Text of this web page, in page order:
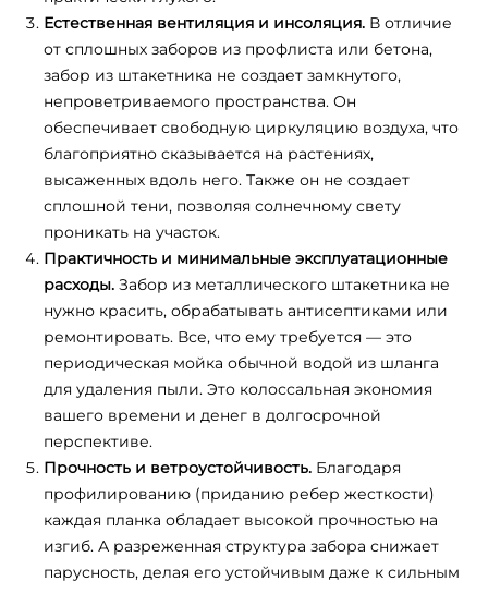
Естественная вентиляция и инсоляция. В отличие
от сплошных заборов из профлиста или бетона,
забор из штакетника не создает замкнутого,
непроветриваемого пространства. Он
обеспечивает свободную циркуляцию воздуха, что
благоприятно сказывается на растениях,
высаженных вдоль него. Также он не создает
сплошной тени, позволяя солнечному свету
проникать на участок.
Практичность и минимальные эксплуатационные
расходы. Забор из металлического штакетника не
нужно красить, обрабатывать антисептиками или
ремонтировать. Все, что ему требуется — это
периодическая мойка обычной водой из шланга
для удаления пыли. Это колоссальная экономия
вашего времени и денег в долгосрочной
перспективе.
Прочность и ветроустойчивость. Благодаря
профилированию (приданию ребер жесткости)
каждая планка обладает высокой прочностью на
изгиб. А разреженная структура забора снижает
парусность, делая его устойчивым даже к сильным